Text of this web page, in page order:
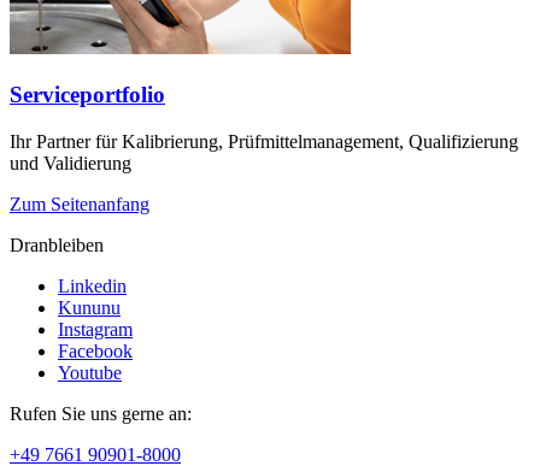
Serviceportfolio
Ihr Partner für Kalibrierung, Prüfmittelmanagement, Qualifizierung
und Validierung
Zum Seitenanfang
Dranbleiben
Linkedin
Kununu
Instagram
Facebook
Youtube
Rufen Sie uns gerne an:
+49 7661 90901-8000